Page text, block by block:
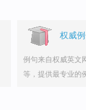
权威
例句来自权威英文
等，提供最专业的